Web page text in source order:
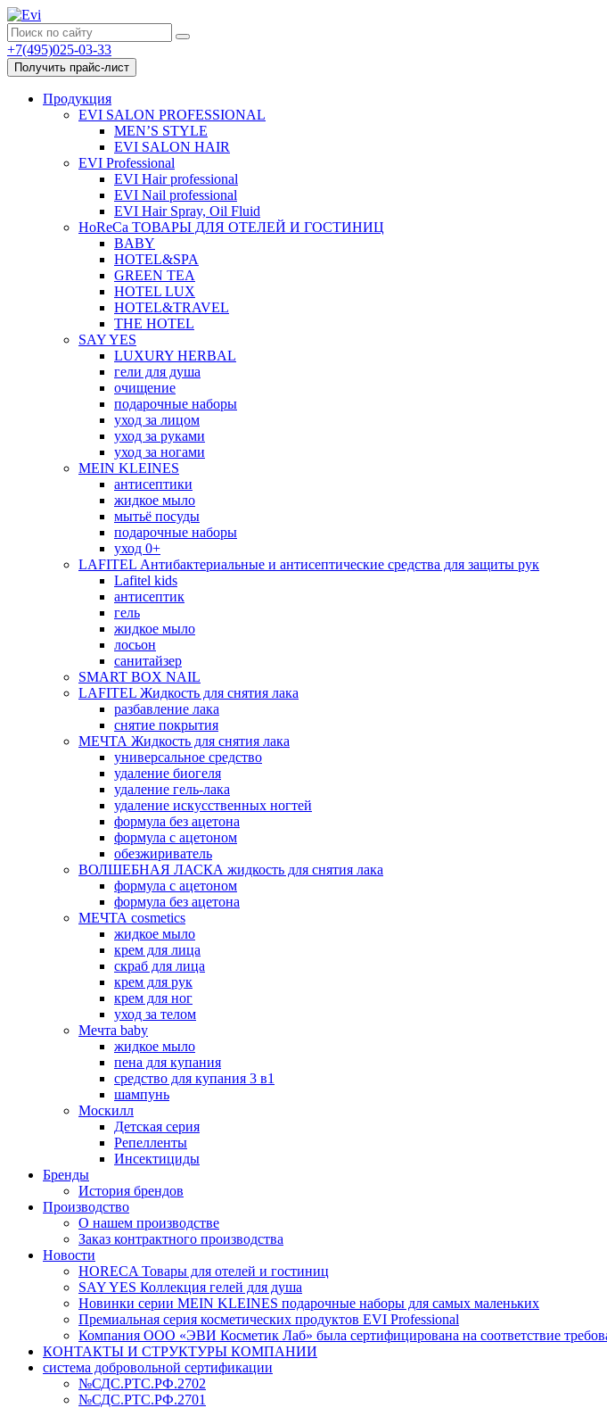
+7(495)025-03-33
Получить прайс-лист
Продукция
EVI SALON PROFESSIONAL
MEN’S STYLE
EVI SALON HAIR
EVI Professional
EVI Hair professional
EVI Nail professional
EVI Hair Spray, Oil Fluid
HoReCa ТОВАРЫ ДЛЯ ОТЕЛЕЙ И ГОСТИНИЦ
BABY
HOTEL&SPA
GREEN TEA
HOTEL LUX
HOTEL&TRAVEL
THE HOTEL
SAY YES
LUXURY HERBAL
гели для душа
очищение
подарочные наборы
уход за лицом
уход за руками
уход за ногами
MEIN KLEINES
антисептики
жидкое мыло
мытьё посуды
подарочные наборы
уход 0+
LAFITEL Антибактериальные и антисептические средства для защиты рук
Lafitel kids
антисептик
гель
жидкое мыло
лосьон
санитайзер
SMART BOX NAIL
LAFITEL Жидкость для снятия лака
разбавление лака
снятие покрытия
МЕЧТА Жидкость для снятия лака
универсальное средство
удаление биогеля
удаление гель-лака
удаление искусственных ногтей
формула без ацетона
формула с ацетоном
обезжириватель
ВОЛШЕБНАЯ ЛАСКА жидкость для снятия лака
формула с ацетоном
формула без ацетона
МЕЧТА cosmetics
жидкое мыло
крем для лица
скраб для лица
крем для рук
крем для ног
уход за телом
Мечта baby
жидкое мыло
пена для купания
средство для купания 3 в1
шампунь
Москилл
Детская серия
Репелленты
Инсектициды
Бренды
История брендов
Производство
О нашем производстве
Заказ контрактного производства
Новости
HORECA Товары для отелей и гостиниц
SAY YES Коллекция гелей для душа
Новинки серии MEIN KLEINES подарочные наборы для самых маленьких
Премиальная серия косметических продуктов EVI Professional
Компания ООО «ЭВИ Косметик Лаб» была сертифицирована на соответствие
КОНТАКТЫ И СТРУКТУРЫ КОМПАНИИ
система добровольной сертификации
№СДС.РТС.РФ.2702
№СДС.РТС.РФ.2701